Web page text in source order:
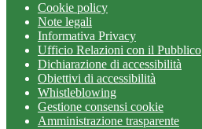
Cookie policy
Note legali
Informativa Privacy
Ufficio Relazioni con il Pubblico
Dichiarazione di accessibilità
Obiettivi di accessibilità
Whistleblowing
Gestione consensi cookie
Amministrazione trasparente